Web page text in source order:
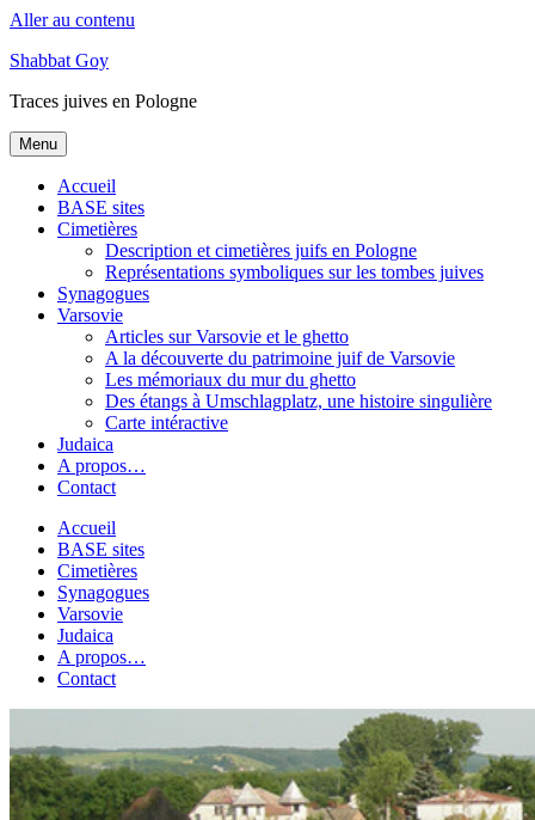
Aller au contenu
Shabbat Goy
Traces juives en Pologne
Menu
Accueil
BASE sites
Cimetières
Description et cimetières juifs en Pologne
Représentations symboliques sur les tombes juives
Synagogues
Varsovie
Articles sur Varsovie et le ghetto
A la découverte du patrimoine juif de Varsovie
Les mémoriaux du mur du ghetto
Des étangs à Umschlagplatz, une histoire singulière
Carte intéractive
Judaica
A propos…
Contact
Accueil
BASE sites
Cimetières
Synagogues
Varsovie
Judaica
A propos…
Contact